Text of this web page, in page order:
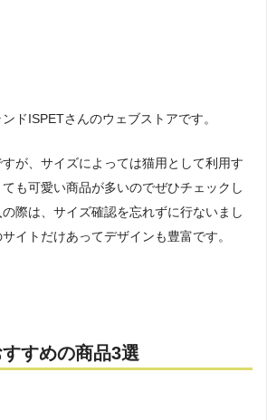
ドISPETさんのウェブストアです。
が、サイズによっては猫用として利用す
も可愛い商品が多いのでぜひチェックし
際は、サイズ確認を忘れずに行ないまし
イトだけあってデザインも豊富です。
すめの商品3選